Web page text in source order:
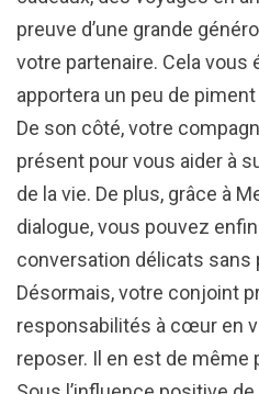
preuve d’une grande
votre partenaire. Cela vous
apportera un peu de
De son côté, votre
présent pour vous aider à
de la vie. De plus, grâce à
dialogue, vous pouvez
conversation délicats sans
Désormais, votre conjoint
responsabilités à cœur en
reposer. Il en est de même